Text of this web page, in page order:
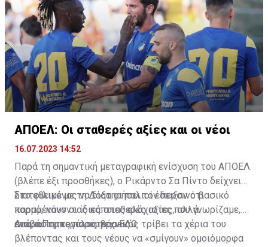
ΑΠΟΕΛ: Οι σταθερές αξίες και οι νέοι
16.07.2023 14:52
Παρά τη σημαντική μεταγραφική ενίσχυση του ΑΠΟΕΛ
(βλέπε έξι προσθήκες), ο Ρικάρντο Σα Πίντο δείχνει
διατεθειμένος να διατηρήσει τον περσινό βασικό
κορμό, κάνοντας κάποιες ελάχιστες, αλλά
απαραίτητες παρεμβάσεις.
Στο φιλικό με τη Δόξα οι παλιοί έδειξαν ότι
παραμένουν οι ίδιες σταθερές αξίες που γνωρίζαμε,
ενώ ο Πορτογάλος τεχνικός τρίβει τα χέρια του
βλέποντας και τους νέους να «σμίγουν» ομοιόμορφα
Διαβάστε περισσότεραΕΔΩ.